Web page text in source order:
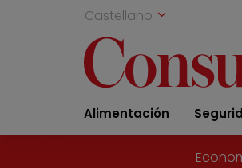
Castellano
Alimentación